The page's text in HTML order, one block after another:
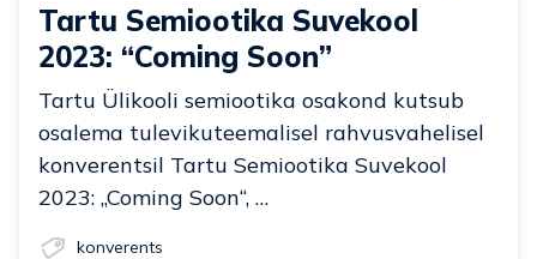
Tartu Semiootika Suvekool
2023: “Coming Soon”
Tartu Ülikooli semiootika osakond kutsub
osalema tulevikuteemalisel rahvusvahelisel
konverentsil Tartu Semiootika Suvekool
2023: „Coming Soon“, …
konverents